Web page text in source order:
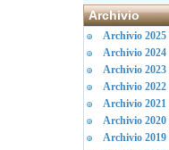
Archivio
Archivio 2025
Archivio 2024
Archivio 2023
Archivio 2022
Archivio 2021
Archivio 2020
Archivio 2019